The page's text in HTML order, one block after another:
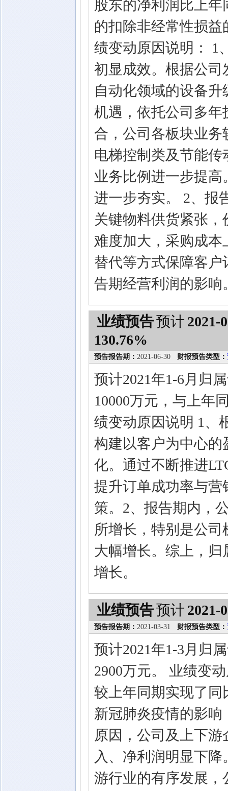
股东的净利润比上年
的扣除非经常性损益
绩变动原因说明： 1
初显成效。根据公
自动化领域的设备
机遇，依托公司多
合，公司各板块业
电梯控制类及节能
业务比例进一步提
进一步夯实。 2、报
关键物料供货紧张
难度加大，采购成
替代等方式保障客
告期经营利润的影响
业绩预告预计 2021-
130.76%
预告报告期： 2021-06-30 财报预告类型：
预计2021年1-6月归
10000万元，与上年
绩变动原因说明 1、
构建以客户为中心
化。通过不断推进
提升订单成功率与
策。2、报告期内，
所增长，特别是公
大幅增长。综上，
增长。
业绩预告预计 2021-
预告报告期： 2021-03-31 财报预告类型：
预计2021年1-3月归
2900万元。 业绩变
较上年同期实现了同
新冠肺炎疫情的影
原因，公司及上下
入、净利润明显下
游行业的有序发展，